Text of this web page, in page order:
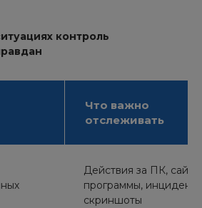
контроль
Что важно
отслеживать
Действия за ПК, сайты,
программы,
скриншоты